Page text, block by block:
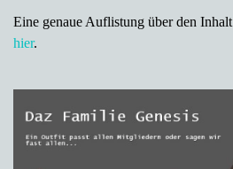
Eine genaue Auflistung über den
hier.